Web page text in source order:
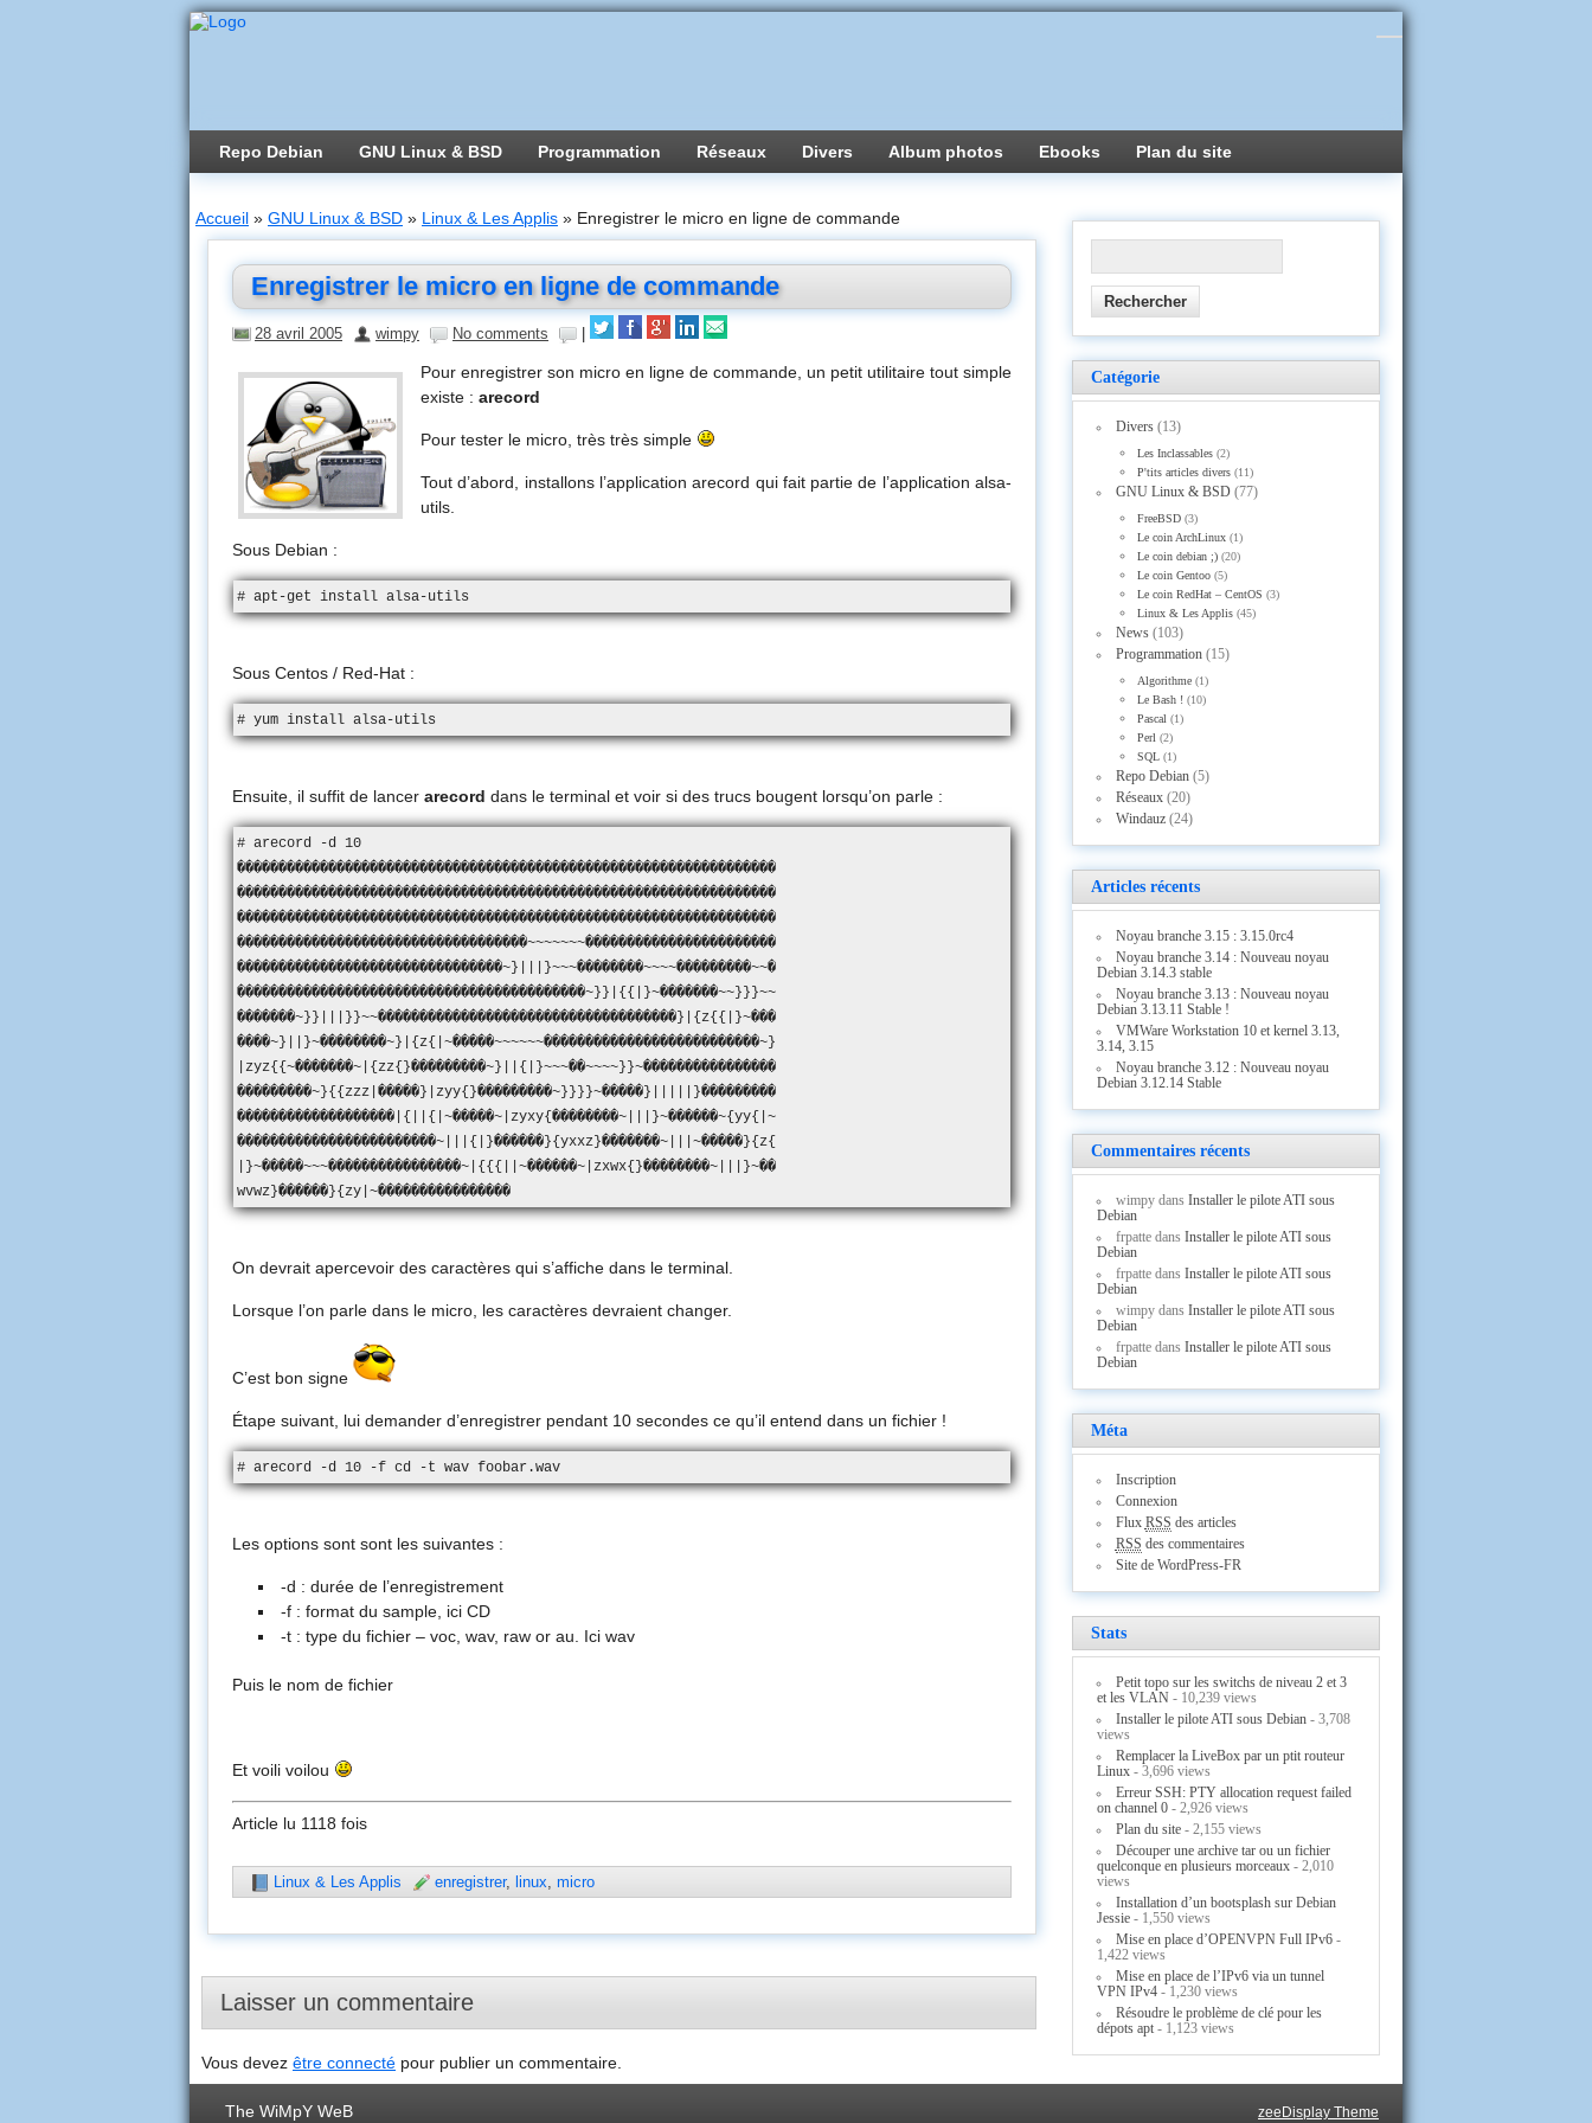
Repo Debian GNU Linux & BSD Programmation Réseaux Divers Album photos Ebooks Plan du site
Accueil » GNU Linux & BSD » Linux & Les Applis » Enregistrer le micro en ligne de commande
Enregistrer le micro en ligne de commande
28 avril 2005 wimpy No comments
Pour enregistrer son micro en ligne de commande, un petit utilitaire tout simple
existe : arecord
Pour tester le micro, très très simple
Tout d’abord, installons l’application arecord qui fait partie de l’application alsa-
utils.
Sous Debian :
# apt-get install alsa-utils
Sous Centos / Red-Hat :
# yum install alsa-utils
Ensuite, il suffit de lancer arecord dans le terminal et voir si des trucs bougent lorsqu’on parle :
# arecord -d 10
�����������������������������������������������������������������
�����������������������������������������������������������������
�����������������������������������������������������������������
�����������������������������������~~~~~~~�����������������������
��������������������������������~}|||}~~~��������~~~~���������~~�
������������������������������������������~}}|{{|}~�������~~}}}~~
�������~}}|||}}~~������������������������������������}|{z{{|}~���
����~}||}~��������~}|{z{|~�����~~~~~~��������������������������~}
|zyz{{~�������~|{zz{}���������~}||{|}~~~��~~~~}}~����������������
���������~}{{zzz|�����}|zyy{}���������~}}}}~�����}|||||}���������
�������������������|{||{|~�����~|zyxy{��������~|||}~������~{yy{|~
������������������������~|||{|}������}{yxxz}�������~|||~�����}{z{
|}~�����~~~����������������~|{{{||~������~|zxwx{}��������~|||}~��
wvwz}������}{zy|~����������������
On devrait apercevoir des caractères qui s’affiche dans le terminal.
Lorsque l’on parle dans le micro, les caractères devraient changer.
C’est bon signe
Étape suivant, lui demander d’enregistrer pendant 10 secondes ce qu’il entend dans un fichier !
# arecord -d 10 -f cd -t wav foobar.wav
Les options sont sont les suivantes :
-d : durée de l’enregistrement
-f : format du sample, ici CD
-t : type du fichier – voc, wav, raw or au. Ici wav
Puis le nom de fichier
Et voili voilou
Article lu 1118 fois
Linux & Les Applis enregistrer, linux, micro
Laisser un commentaire
Vous devez être connecté pour publier un commentaire.
Catégorie
Divers(13)
Les Inclassables (2)
P'tits articles divers (11)
GNU Linux & BSD(77)
FreeBSD (3)
Le coin ArchLinux (1)
Le coin debian ;) (20)
Le coin Gentoo (5)
Le coin RedHat – CentOS (3)
Linux & Les Applis (45)
News(103)
Programmation(15)
Algorithme (1)
Le Bash ! (10)
Pascal (1)
Perl (2)
SQL (1)
Repo Debian(5)
Réseaux(20)
Windauz(24)
Articles récents
Noyau branche 3.15 : 3.15.0rc4
Noyau branche 3.14 : Nouveau noyau
Debian 3.14.3 stable
Noyau branche 3.13 : Nouveau noyau
Debian 3.13.11 Stable !
VMWare Workstation 10 et kernel 3.13,
3.14, 3.15
Noyau branche 3.12 : Nouveau noyau
Debian 3.12.14 Stable
Commentaires récents
wimpydans Installer le pilote ATI sous
Debian
frpattedans Installer le pilote ATI sous
Debian
frpattedans Installer le pilote ATI sous
Debian
wimpydans Installer le pilote ATI sous
Debian
frpattedans Installer le pilote ATI sous
Debian
Méta
Inscription
Connexion
Flux RSS des articles
RSS des commentaires
Site de WordPress-FR
Stats
Petit topo sur les switchs de niveau 2 et 3
et les VLAN - 10,239 views
Installer le pilote ATI sous Debian- 3,708
views
Remplacer la LiveBox par un ptit routeur
Linux - 3,696 views
Erreur SSH: PTY allocation request failed
on channel 0 - 2,926 views
Plan du site- 2,155 views
Découper une archive tar ou un fichier
quelconque en plusieurs morceaux - 2,010
views
Installation d’un bootsplash sur Debian
Jessie - 1,550 views
Mise en place d’OPENVPN Full IPv6-
1,422 views
Mise en place de l’IPv6 via un tunnel
VPN IPv4 - 1,230 views
Résoudre le problème de clé pour les
dépots apt - 1,123 views
The WiMpY WeB zeeDisplay Theme